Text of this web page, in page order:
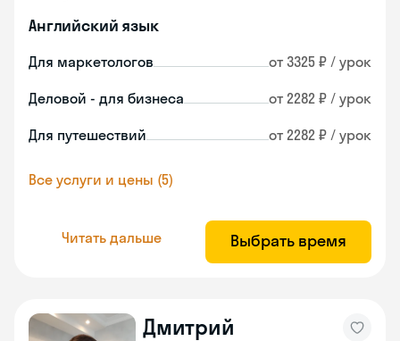
Английский язык
Для маркетологов от 3325 ₽ / урок
Деловой - для бизнеса от 2282 ₽ / урок
Для путешествий от 2282 ₽ / урок
Все услуги и цены (5)
Читать дальше Выбрать время
Дмитрий